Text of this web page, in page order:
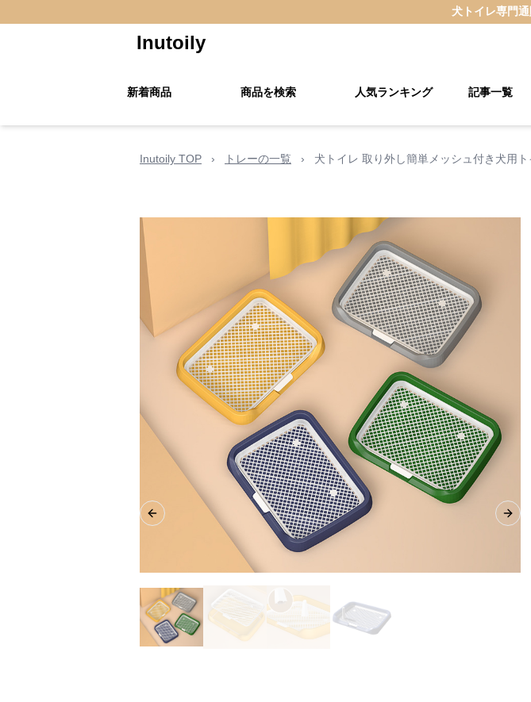
犬トイレ専門通
Inutoily
新着商品 商品を検索 人気ランキング 記事一覧
Inutoily TOP › トレーの一覧 › 犬トイレ 取り外し簡単メッシュ付き犬用
Previous slide Next